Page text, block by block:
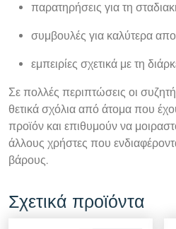
παρατηρήσεις για τη
συμβουλές για καλύτερα
εμπειρίες σχετικά με τη
Σε πολλές περιπτώσεις οι
θετικά σχόλια από άτομα που
προϊόν και επιθυμούν να
άλλους χρήστες που
βάρους.
Σχετικά προϊόντα